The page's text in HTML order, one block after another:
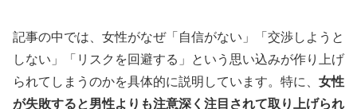
記事の中では、女性がなぜ「自信がない」「交渉しようと
しない」「リスクを回避する」という思い込みが作り上げ
られてしまうのかを具体的に説明しています。特に、 女性
が失敗すると男性よりも注意深く注目されて取り上げられ